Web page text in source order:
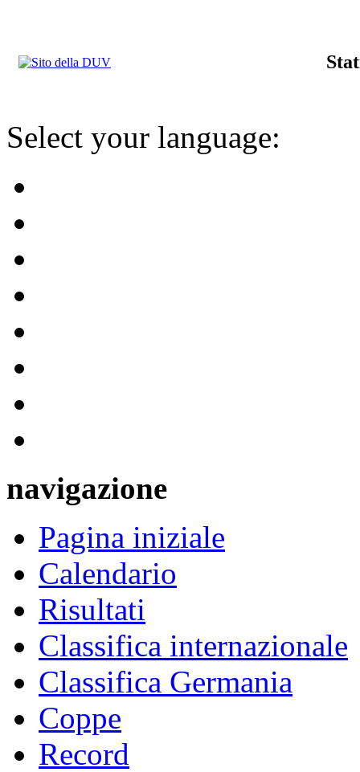
Select your language:
navigazione
Pagina iniziale
Calendario
Risultati
Classifica internazionale
Classifica Germania
Coppe
Record